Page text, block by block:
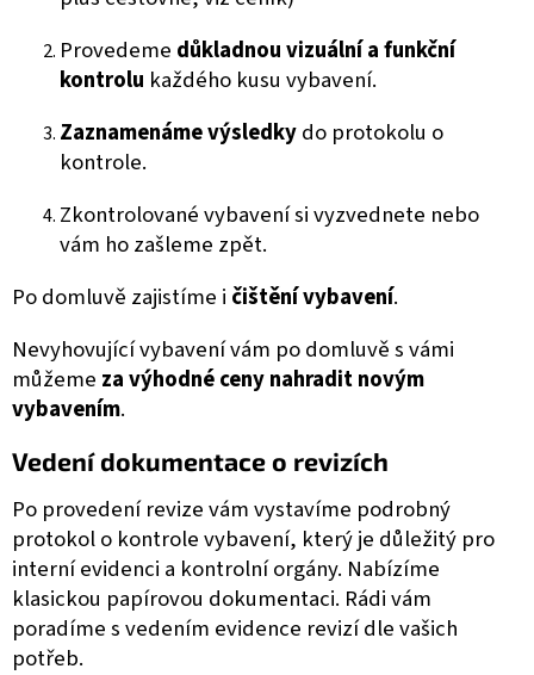
Provedeme důkladnou vizuální a funkční
kontrolu každého kusu vybavení.
Zaznamenáme výsledkydo protokolu o
kontrole.
Zkontrolované vybavení si vyzvednete nebo
vám ho zašleme zpět.
Po domluvě zajistíme i čištění vybavení.
Nevyhovující vybavení vám po domluvě s vámi
můžeme za výhodné ceny nahradit novým
vybavením.
Vedení dokumentace o revizích
Po provedení revize vám vystavíme podrobný
protokol o kontrole vybavení, který je důležitý pro
interní evidenci a kontrolní orgány. Nabízíme
klasickou papírovou dokumentaci. Rádi vám
poradíme s vedením evidence revizí dle vašich
potřeb.